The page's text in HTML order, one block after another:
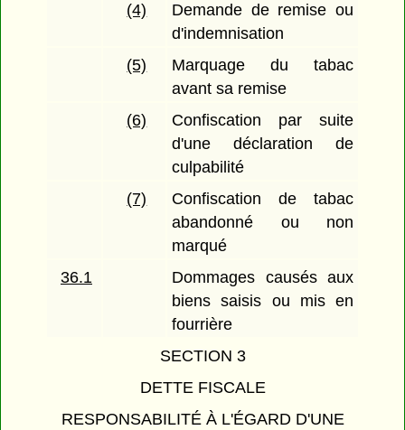
(4)
Demande de remise ou
d'indemnisation
(5)
Marquage du tabac
avant sa remise
(6)
Confiscation par suite
d'une déclaration de
culpabilité
(7)
Confiscation de tabac
abandonné ou non
marqué
36.1
Dommages causés aux
biens saisis ou mis en
fourrière
SECTION 3
DETTE FISCALE
RESPONSABILITÉ À L'ÉGARD D'UNE